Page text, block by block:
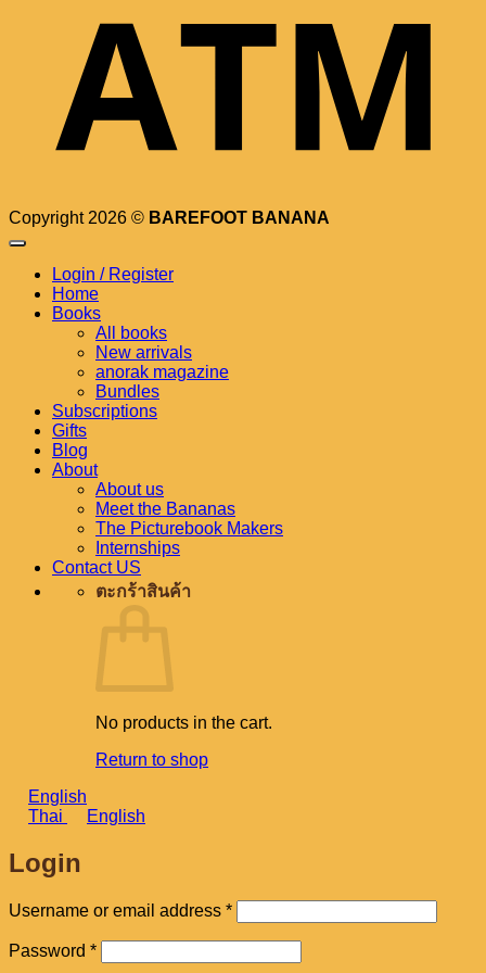
Copyright 2026 © BAREFOOT BANANA
Login / Register
Home
Books
All books
New arrivals
anorak magazine
Bundles
Subscriptions
Gifts
Blog
About
About us
Meet the Bananas
The Picturebook Makers
Internships
Contact US
ตะกร้าสินค้า
No products in the cart.
Return to shop
English
Thai
English
Login
Username or email address *Required
Password *Required